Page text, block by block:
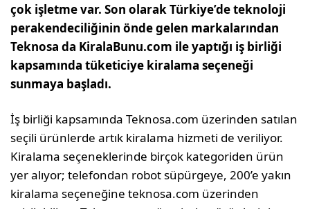
çok işletme var. Son olarak Türkiye’de teknoloji
perakendeciliğinin önde gelen markalarından
Teknosa da KiralaBunu.com ile yaptığı iş birliği
kapsamında tüketiciye kiralama seçeneği
sunmaya başladı.
İş birliği kapsamında Teknosa.com üzerinden satılan
seçili ürünlerde artık kiralama hizmeti de veriliyor.
Kiralama seçeneklerinde birçok kategoriden ürün
yer alıyor; telefondan robot süpürgeye, 200’e yakın
kiralama seçeneğine teknosa.com üzerinden